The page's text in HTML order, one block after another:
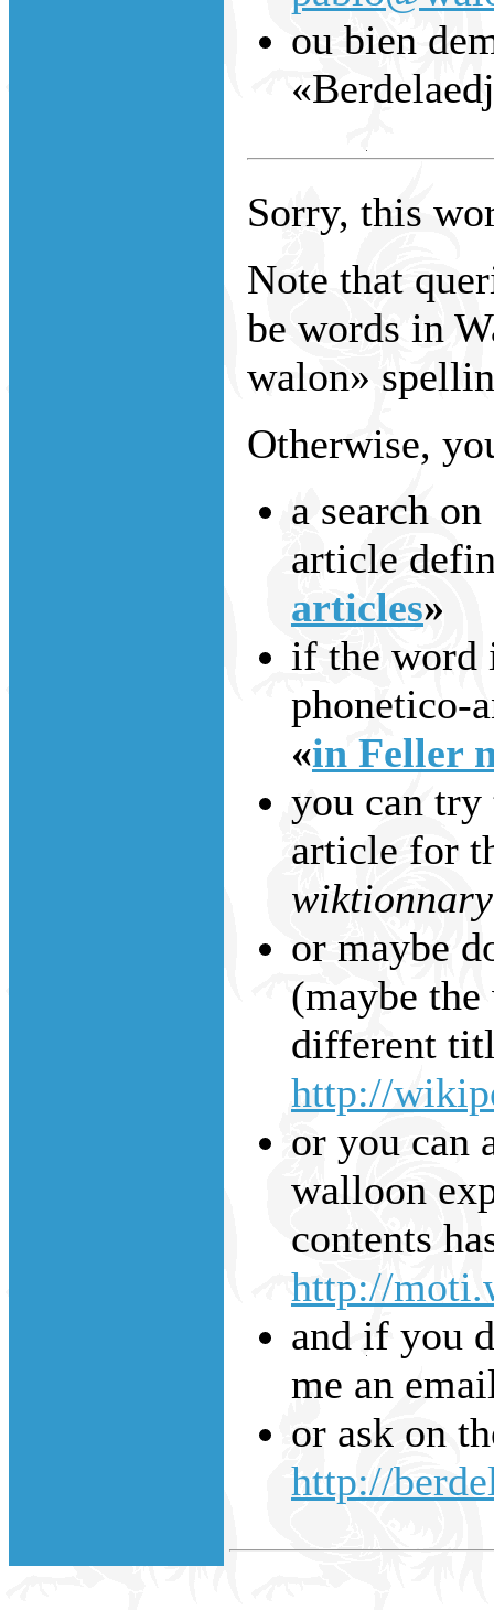
ou bien
Sorry, this
Note that
be words in
walon»
Otherwise,
a search
article
articles»
if the word
phonetico-
«in Feller
you can try
article for
wiktionnary
or maybe
(maybe
different
http://
or you can
walloon
contents
http://
and if you
me an
or ask on
http://